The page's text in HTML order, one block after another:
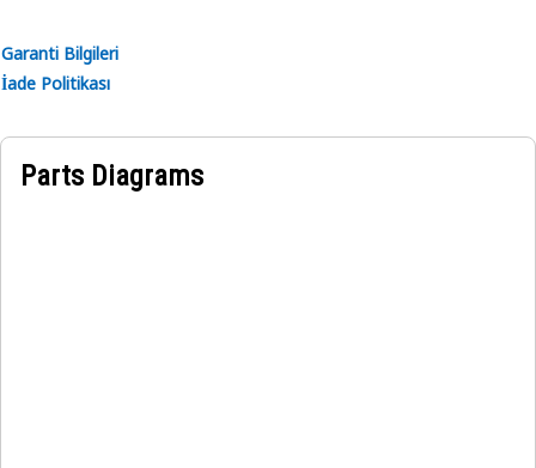
Garanti Bilgileri
İade Politikası
Parts Diagrams